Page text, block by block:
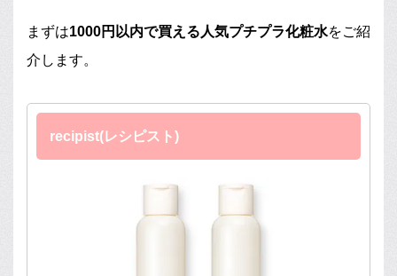
まずは1000円以内で買える人気プチプラ化粧水をご紹
介します。
recipist(レシピスト)